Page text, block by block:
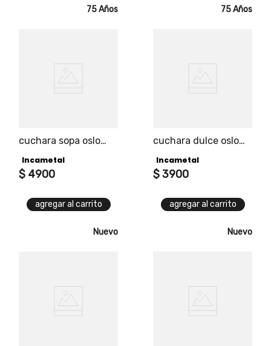
75 Años
cuchara sopa oslo
Incametal
$ 4900
agregar al carrito
75 Años
cuchara dulce oslo
Incametal
$3900
agregar al carrito
Nuevo Nuevo